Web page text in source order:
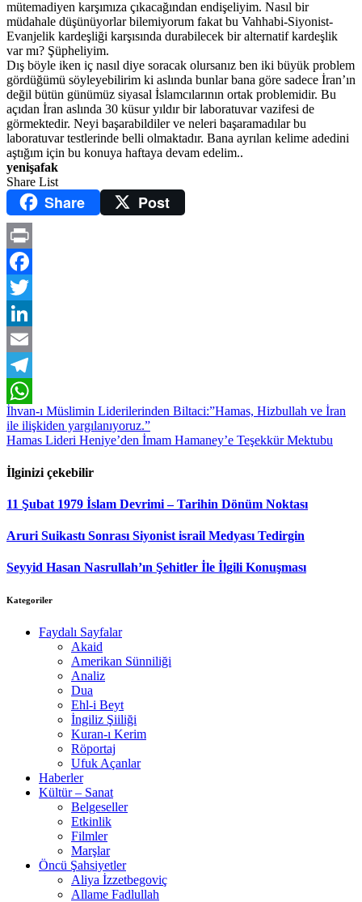
mütemadiyen karşımıza çıkacağından endişeliyim. Nasıl bir
müdahale düşünüyorlar bilemiyorum fakat bu Vahhabi-Siyonist-
Evanjelik kardeşliği karşısında durabilecek bir alternatif kardeşlik
var mı? Şüpheliyim.
Dış böyle iken iç nasıl diye soracak olursanız ben iki büyük problem
gördüğümü söyleyebilirim ki aslında bunlar bana göre sadece İran’ın
değil bütün günümüz siyasal İslamcılarının ortak problemidir. Bu
açıdan İran aslında 30 küsur yıldır bir laboratuvar vazifesi de
görmektedir. Neyi başarabildiler ve neleri başaramadılar bu
laboratuvar testlerinde belli olmaktadır. Bana ayrılan kelime adedini
aştığım için bu konuya haftaya devam edelim..
yenişafak
Share List
Share Post
Print
Facebook
Twitter
LinkedIn
Email
Telegram
WhatsApp
Yazı
dolaşımı
İhvan-ı Müslimin Liderilerinden Biltaci:”Hamas, Hizbullah ve İran
ile ilişkiden yargılanıyoruz.”
Hamas Lideri Heniye’den İmam Hamaney’e Teşekkür Mektubu
İlginizi çekebilir
11 Şubat 1979 İslam Devrimi – Tarihin Dönüm Noktası
Aruri Suikastı Sonrası Siyonist israil Medyası Tedirgin
Seyyid Hasan Nasrullah’ın Şehitler İle İlgili Konuşması
Kategoriler
Faydalı Sayfalar
Akaid
Amerikan Sünniliği
Analiz
Dua
Ehl-i Beyt
İngiliz Şiiliği
Kuran-ı Kerim
Röportaj
Ufuk Açanlar
Haberler
Kültür – Sanat
Belgeseller
Etkinlik
Filmler
Marşlar
Öncü Şahsiyetler
Aliya İzzetbegoviç
Allame Fadlullah